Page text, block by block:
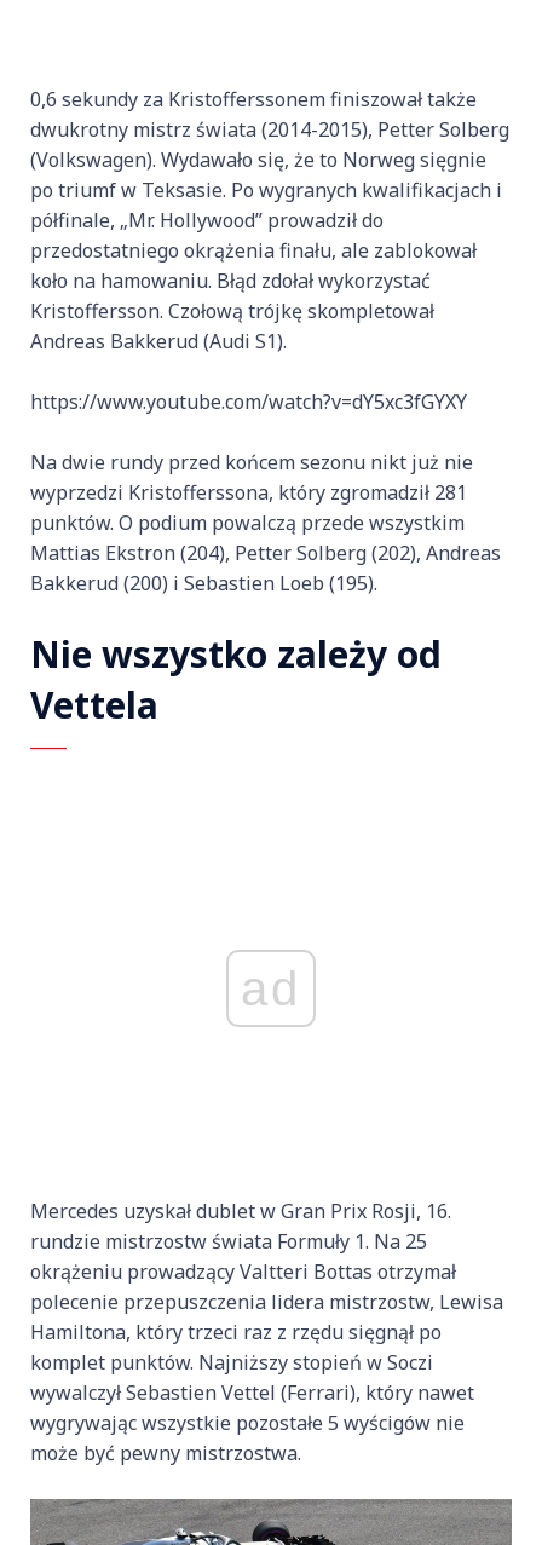
0,6 sekundy za Kristofferssonem finiszował także
dwukrotny mistrz świata (2014-2015), Petter Solberg
(Volkswagen). Wydawało się, że to Norweg sięgnie
po triumf w Teksasie. Po wygranych kwalifikacjach i
półfinale, „Mr. Hollywood” prowadził do
przedostatniego okrążenia finału, ale zablokował
koło na hamowaniu. Błąd zdołał wykorzystać
Kristoffersson. Czołową trójkę skompletował
Andreas Bakkerud (Audi S1).
https://www.youtube.com/watch?v=dY5xc3fGYXY
Na dwie rundy przed końcem sezonu nikt już nie
wyprzedzi Kristofferssona, który zgromadził 281
punktów. O podium powalczą przede wszystkim
Mattias Ekstron (204), Petter Solberg (202), Andreas
Bakkerud (200) i Sebastien Loeb (195).
Nie wszystko zależy od
Vettela
ad
Mercedes uzyskał dublet w Gran Prix Rosji, 16.
rundzie mistrzostw świata Formuły 1. Na 25
okrążeniu prowadzący Valtteri Bottas otrzymał
polecenie przepuszczenia lidera mistrzostw, Lewisa
Hamiltona, który trzeci raz z rzędu sięgnął po
komplet punktów. Najniższy stopień w Soczi
wywalczył Sebastien Vettel (Ferrari), który nawet
wygrywając wszystkie pozostałe 5 wyścigów nie
może być pewny mistrzostwa.